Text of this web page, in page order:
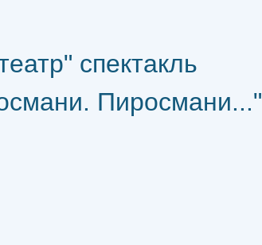
спектакль
Пиросмани..."